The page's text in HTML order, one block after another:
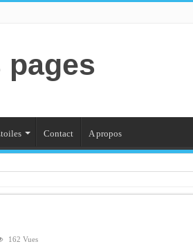
pages
Contact A propos
162 Vues